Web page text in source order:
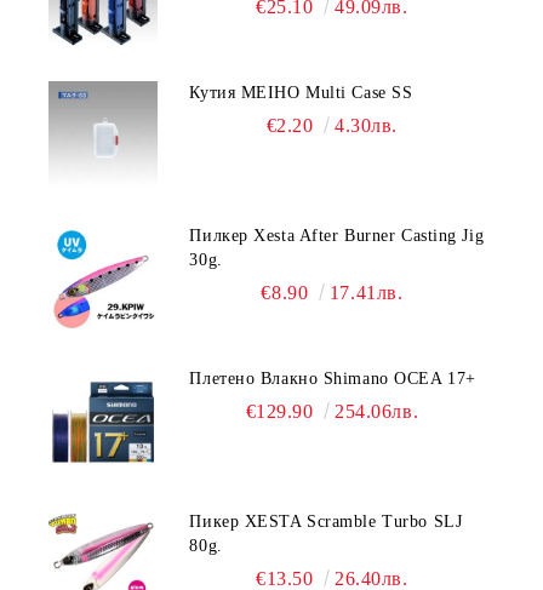
€25.10 49.09лв.
Кутия MEIHO Multi Case SS
€2.20 4.30лв.
Пилкер Xesta After Burner Casting Jig
30g.
€8.90 17.41лв.
Плетено Влакно Shimano OCEA 17+
€129.90 254.06лв.
Пикер XESTA Scramble Turbo SLJ
80g.
€13.50 26.40лв.